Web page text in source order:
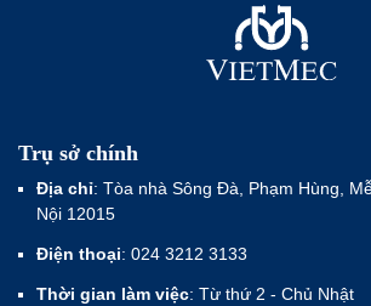
Trụ sở chính
Địa chỉ: Tòa nhà Sông Đà, Phạm Hùng,
Nội 12015
Điện thoại: 024 3212 3133
Thời gian làm việc: Từ thứ 2 - Chủ Nhật